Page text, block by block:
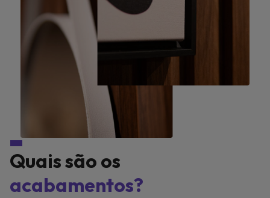
Quais são os
acabamentos?